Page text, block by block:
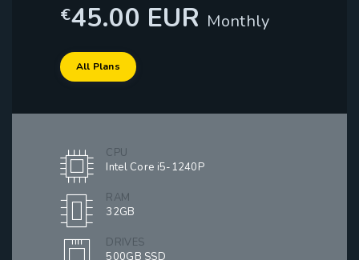
€45.00 EUR Monthly
All Plans
CPU
Intel Core i5-1240P
RAM
32GB
DRIVES
500GB SSD